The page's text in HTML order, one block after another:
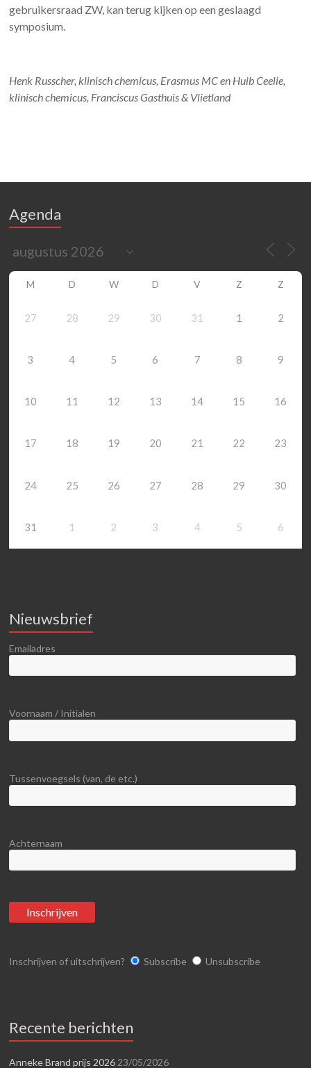
gebruikersraad ZW, kan terug kijken op een geslaagd
symposium.
Henk Russcher, klinisch chemicus, Erasmus MC en Huib Ceelie,
klinisch chemicus, Franciscus Gasthuis & Vlietland
Agenda
M D W D V Z Z
27 28 29 30 31 1 2
3 4 5 6 7 8 9
10 11 12 13 14 15 16
17 18 19 20 21 22 23
24 25 26 27 28 29 30
31 1 2 3 4 5 6
Nieuwsbrief
Emailadres
Voornaam / Initialen
Tussenvoegsels (van, de etc.)
Achternaam
Inschrijven of uitschrijven? Subscribe Unsubscribe
Recente berichten
Anneke Brand prijs 2026 23/05/2026